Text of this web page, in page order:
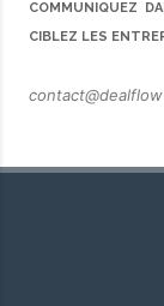
COMMUNIQUEZ
CIBLEZ LES